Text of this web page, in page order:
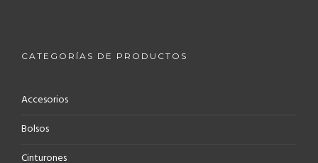
CATEGORÍAS DE PRODUCTOS
Accesorios
Bolsos
Cinturones